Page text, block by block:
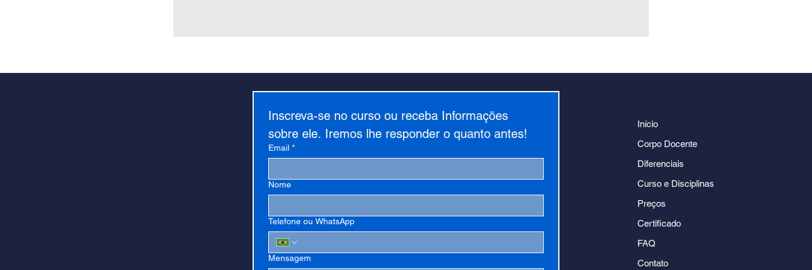
Inscreva-se no curso ou receba Informações
sobre ele. Iremos lhe responder o quanto antes!
Email *
Nome
Telefone ou WhatsApp
Mensagem
Início
Corpo Docente
Diferenciais
Curso e Disciplinas
Preços
Certificado
FAQ
Contato